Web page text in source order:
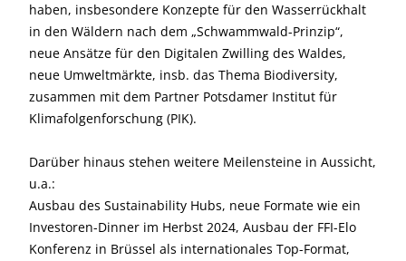
haben, insbesondere Konzepte für den Wasserrückhalt
in den Wäldern nach dem „Schwammwald-Prinzip“,
neue Ansätze für den Digitalen Zwilling des Waldes,
neue Umweltmärkte, insb. das Thema Biodiversity,
zusammen mit dem Partner Potsdamer Institut für
Klimafolgenforschung (PIK).
Darüber hinaus stehen weitere Meilensteine in Aussicht,
u.a.:
Ausbau des Sustainability Hubs, neue Formate wie ein
Investoren-Dinner im Herbst 2024, Ausbau der FFI-Elo
Konferenz in Brüssel als internationales Top-Format,